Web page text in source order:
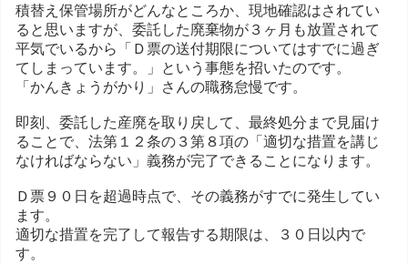
積替え保管場所がどんなところか、現地確認はされてい
ると思いますが、委託した廃棄物が３ヶ月も放置されて
平気でいるから「Ｄ票の送付期限についてはすでに過ぎ
てしまっています。」という事態を招いたのです。
「かんきょうがかり」さんの職務怠慢です。
即刻、委託した産廃を取り戻して、最終処分まで見届け
ることで、法第１２条の３第８項の「適切な措置を講じ
なければならない」義務が完了できることになります。
Ｄ票９０日を超過時点で、その義務がすでに発生してい
ます。
適切な措置を完了して報告する期限は、３０日以内で
す。